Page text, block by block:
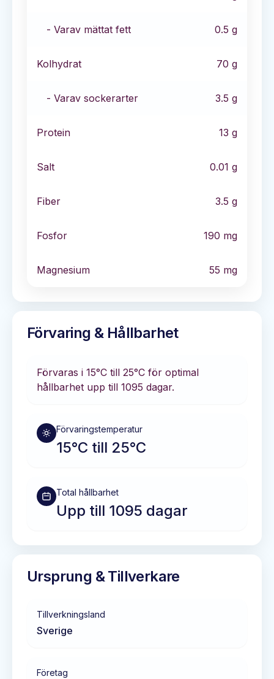
- Varav mättat fett 0.5 g
Kolhydrat 70 g
- Varav sockerarter 3.5 g
Protein 13 g
Salt 0.01 g
Fiber 3.5 g
Fosfor 190 mg
Magnesium 55 mg
Förvaring & Hållbarhet
Förvaras i 15°C till 25°C för optimal
hållbarhet upp till 1095 dagar.
Förvaringstemperatur
15°C till 25°C
Total hållbarhet
Upp till 1095 dagar
Ursprung & Tillverkare
Tillverkningsland
Sverige
Företag